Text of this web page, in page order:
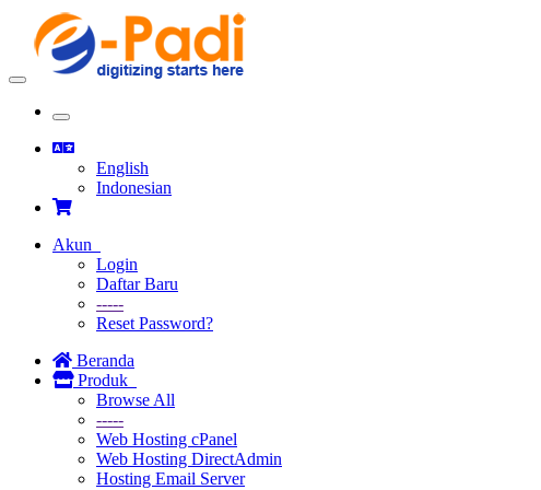
Toggle
Toggle
navigation
English
Indonesian
Akun
Login
Daftar Baru
-----
Reset Password?
Beranda
Produk
Browse All
-----
Web Hosting cPanel
Web Hosting DirectAdmin
Hosting Email Server